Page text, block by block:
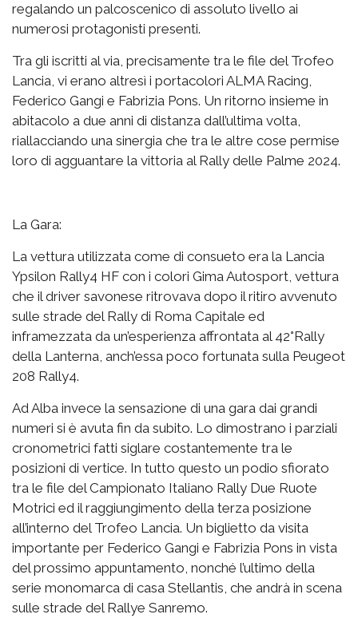
regalando un palcoscenico di assoluto livello ai
numerosi protagonisti presenti.
Tra gli iscritti al via, precisamente tra le file del Trofeo
Lancia, vi erano altresì i portacolori ALMA Racing,
Federico Gangi e Fabrizia Pons. Un ritorno insieme in
abitacolo a due anni di distanza dall’ultima volta,
riallacciando una sinergia che tra le altre cose permise
loro di agguantare la vittoria al Rally delle Palme 2024.
La Gara:
La vettura utilizzata come di consueto era la Lancia
Ypsilon Rally4 HF con i colori Gima Autosport, vettura
che il driver savonese ritrovava dopo il ritiro avvenuto
sulle strade del Rally di Roma Capitale ed
inframezzata da un’esperienza affrontata al 42°Rally
della Lanterna, anch’essa poco fortunata sulla Peugeot
208 Rally4.
Ad Alba invece la sensazione di una gara dai grandi
numeri si è avuta fin da subito. Lo dimostrano i parziali
cronometrici fatti siglare costantemente tra le
posizioni di vertice. In tutto questo un podio sfiorato
tra le file del Campionato Italiano Rally Due Ruote
Motrici ed il raggiungimento della terza posizione
all’interno del Trofeo Lancia. Un biglietto da visita
importante per Federico Gangi e Fabrizia Pons in vista
del prossimo appuntamento, nonché l’ultimo della
serie monomarca di casa Stellantis, che andrà in scena
sulle strade del Rallye Sanremo.